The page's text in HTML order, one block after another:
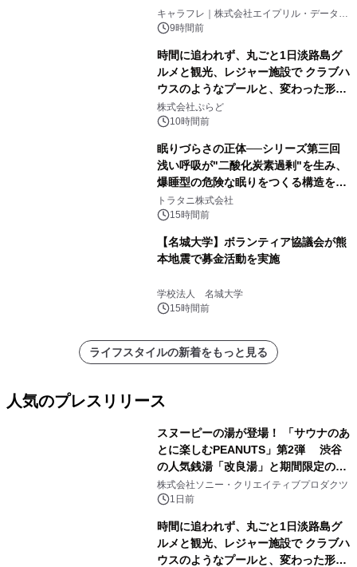
キャラフレ｜株式会社エイプリル・データ・
デザインズ
9時間前
時間に追われず、丸ごと1日淡路島グ
ルメと観光、レジャー施設で クラブハ
ウスのようなプールと、変わった形の
サウナも 「THE BOXY AWAJI」のお
得な素泊まり連泊プランで
株式会社ぷらど
10時間前
眠りづらさの正体──シリーズ第三回
浅い呼吸が"二酸化炭素過剰"を生み、
爆睡型の危険な眠りをつくる構造を解
説
トラタニ株式会社
15時間前
【名城大学】ボランティア協議会が熊
本地震で募金活動を実施
学校法人 名城大学
15時間前
ライフスタイルの新着をもっと見る
人気のプレスリリース
スヌーピーの湯が登場！ 「サウナのあ
とに楽しむPEANUTS」第2弾 渋谷
の人気銭湯「改良湯」と期間限定のコ
ラボレーション サウナイキタイコラ
ボグッズも発売決定！
株式会社ソニー・クリエイティブプロダクツ
1日前
時間に追われず、丸ごと1日淡路島グ
ルメと観光、レジャー施設で クラブハ
ウスのようなプールと、変わった形の